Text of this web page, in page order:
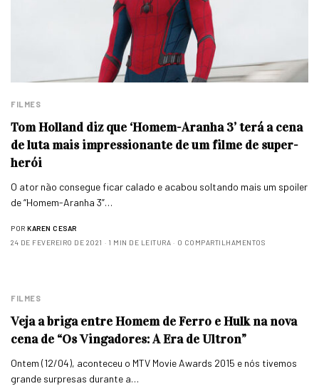
FILMES
Tom Holland diz que ‘Homem-Aranha 3’ terá a cena
de luta mais impressionante de um filme de super-
herói
O ator não consegue ficar calado e acabou soltando mais um spoiler
de “Homem-Aranha 3”…
POR KAREN CESAR
24 DE FEVEREIRO DE 2021
1 MIN DE LEITURA 0 COMPARTILHAMENTOS
FILMES
Veja a briga entre Homem de Ferro e Hulk na nova
cena de “Os Vingadores: A Era de Ultron”
Ontem (12/04), aconteceu o MTV Movie Awards 2015 e nós tivemos
grande surpresas durante a…